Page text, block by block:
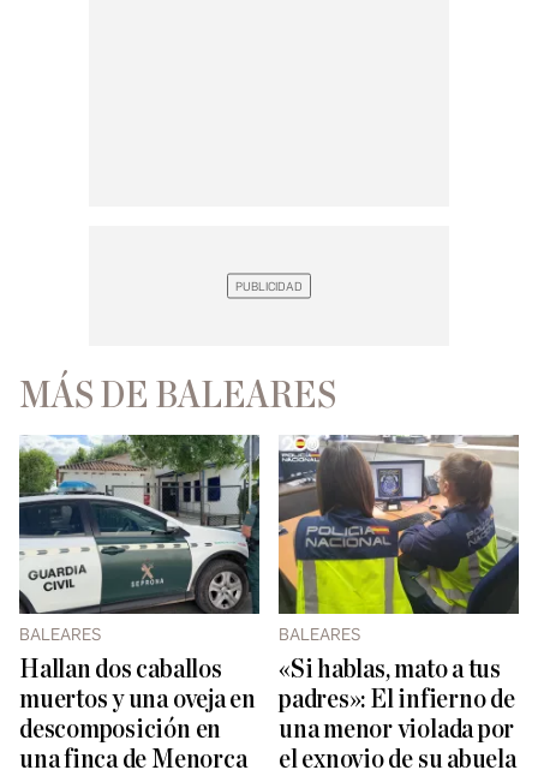
MÁS DE BALEARES
BALEARES
Hallan dos caballos
muertos y una oveja en
descomposición en
una finca de Menorca
BALEARES
«Si hablas, mato a tus
padres»: El infierno de
una menor violada por
el exnovio de su abuela